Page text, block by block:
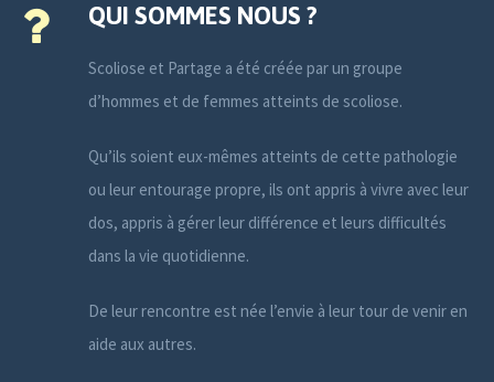
QUI SOMMES NOUS ?
Scoliose et Partage a été créée par un groupe
d’hommes et de femmes atteints de scoliose.
Qu’ils soient eux-mêmes atteints de cette pathologie
ou leur entourage propre, ils ont appris à vivre avec leur
dos, appris à gérer leur différence et leurs difficultés
dans la vie quotidienne.
De leur rencontre est née l’envie à leur tour de venir en
aide aux autres.